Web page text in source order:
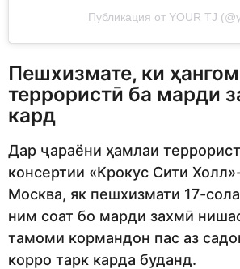
Публикация от YOUR TJ
Пешхизмате, ки
террористӣ ба марди
кард
Дар ҷараёни ҳамлаи
консертии «Крокус Сити
Москва, як пешхизмати 17-
ним соат бо марди захмӣ
тамоми кормандон пас аз
корро тарк карда буданд.